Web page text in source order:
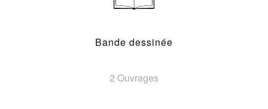
Bande dessinée
2 Ouvrages